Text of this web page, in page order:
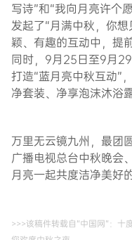
写诗”和“我向月亮许个
发起了“月满中秋，你
颖、有趣的互动中，提
同时，9月25日至9月
打造“蓝月亮中秋互动”
净套装、净享泡沫沐浴
万里无云镜九州，最团
广播电视总台中秋晚会
月亮一起共度洁净美好
>>>该稿件转载自“中国网”： 十